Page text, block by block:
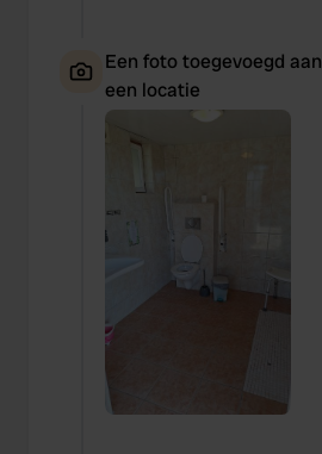
Een foto toegevoegd aan
een locatie